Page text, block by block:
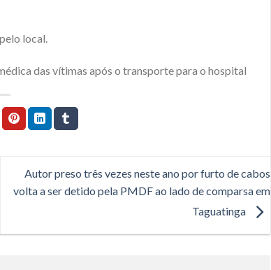
local.
das vítimas após o transporte para o hospital
Autor preso três vezes neste ano por furto de cabos
volta a ser detido pela PMDF ao lado de comparsa em
Taguatinga